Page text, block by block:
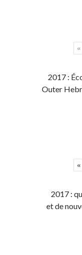
«
2017 :
Outer
«
2017 :
et de